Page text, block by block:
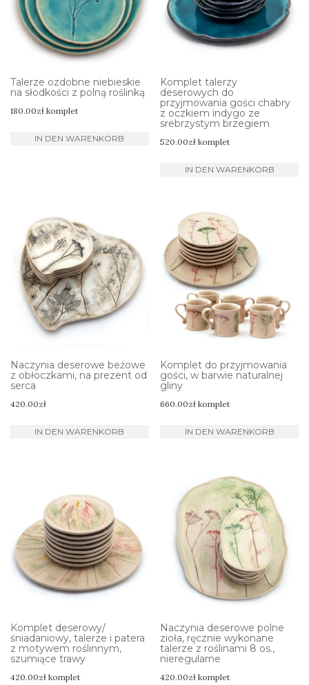
Talerze ozdobne niebieskie
na słodkości z polną roślinką
180.00zł komplet
IN DEN WARENKORB
Komplet talerzy
deserowych do
przyjmowania gości chabry
z oczkiem indygo ze
srebrzystym brzegiem
520.00zł komplet
IN DEN WARENKORB
Naczynia deserowe beżowe
z obłoczkami, na prezent od
serca
420.00zł
IN DEN WARENKORB
Komplet do przyjmowania
gości, w barwie naturalnej
gliny
660.00zł komplet
IN DEN WARENKORB
Komplet deserowy/
śniadaniowy, talerze i patera
z motywem roślinnym,
szumiące trawy
420.00zł komplet
Naczynia deserowe polne
zioła, ręcznie wykonane
talerze z roślinami 8 os.,
nieregularne
420.00zł komplet